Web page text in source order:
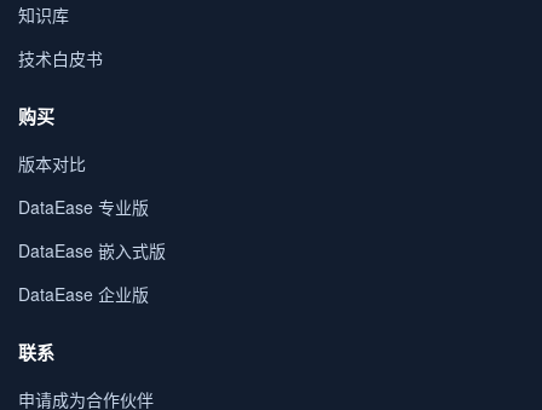
知识库
技术白皮书
购买
版本对比
DataEase 专业版
DataEase 嵌入式版
DataEase 企业版
联系
申请成为合作伙伴